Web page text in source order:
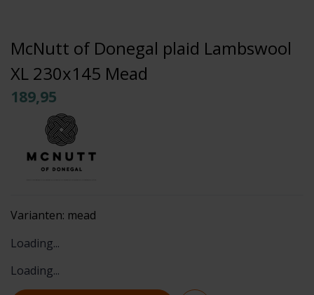
McNutt of Donegal plaid Lambswool
XL 230x145 Mead
189,95
Varianten: mead
Loading...
Loading...